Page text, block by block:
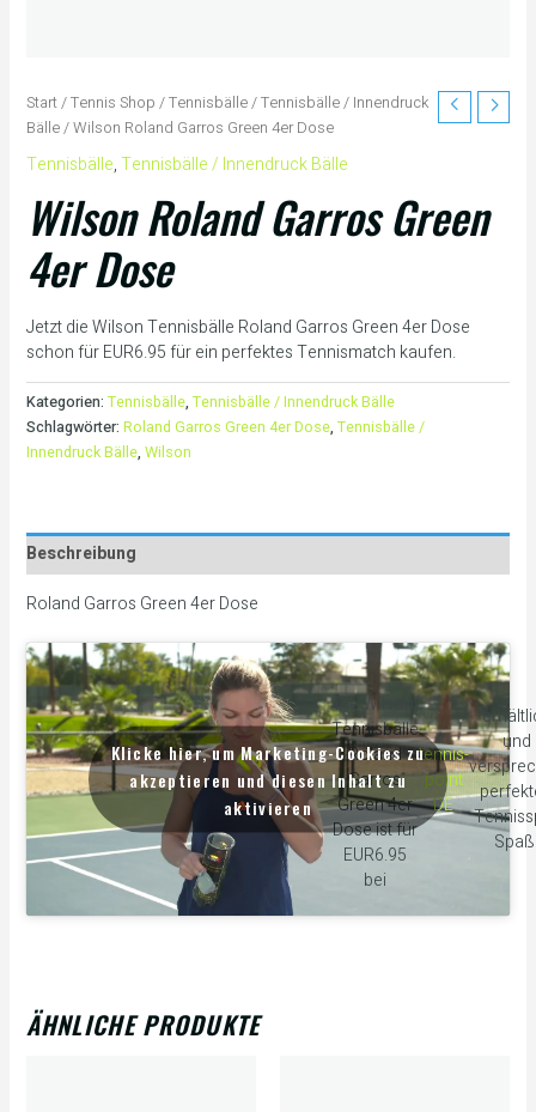
Start/Tennis Shop /Tennisbälle/Tennisbälle / Innendruck
Bälle/ Wilson Roland Garros Green 4er Dose
Tennisbälle,Tennisbälle / Innendruck Bälle
Wilson Roland Garros Green
4er Dose
Jetzt die Wilson Tennisbälle Roland Garros Green 4er Dose
schon für EUR6.95 für ein perfektes Tennismatch kaufen.
Kategorien: Tennisbälle, Tennisbälle / Innendruck Bälle
Schlagwörter: Roland Garros Green 4er Dose, Tennisbälle /
Innendruck Bälle, Wilson
Beschreibung
Roland Garros Green 4er Dose
Die Wilson
Tennisbälle
Roland
Garros
Green 4er
Dose ist für
EUR6.95
bei
tennis-
point
DE
und
Klicke hier, um Marketing-Cookies zu
akzeptieren und diesen Inhalt zu
aktivieren
ÄHNLICHE PRODUKTE